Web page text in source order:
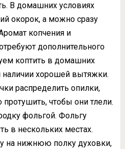
В домашних условиях
окорок, а можно сразу
копчения и
дополнительного
коптить в домашних
наличии хорошей вытяжки.
распределить опилки,
чтобы они тлели.
фольгой. Фольгу
в нескольких местах.
на нижнюю полку духовки,